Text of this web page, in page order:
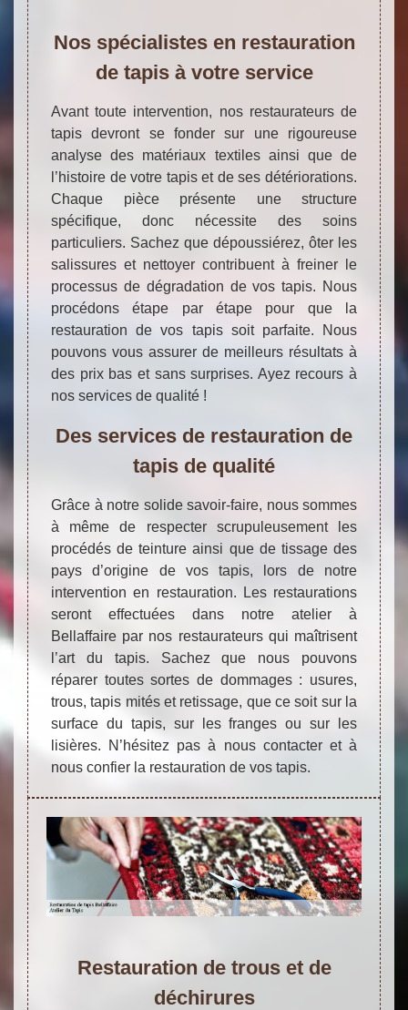
Nos spécialistes en restauration
de tapis à votre service
Avant toute intervention, nos restaurateurs de
tapis devront se fonder sur une rigoureuse
analyse des matériaux textiles ainsi que de
l’histoire de votre tapis et de ses détériorations.
Chaque pièce présente une structure
spécifique, donc nécessite des soins
particuliers. Sachez que dépoussiérez, ôter les
salissures et nettoyer contribuent à freiner le
processus de dégradation de vos tapis. Nous
procédons étape par étape pour que la
restauration de vos tapis soit parfaite. Nous
pouvons vous assurer de meilleurs résultats à
des prix bas et sans surprises. Ayez recours à
nos services de qualité !
Des services de restauration de
tapis de qualité
Grâce à notre solide savoir-faire, nous sommes
à même de respecter scrupuleusement les
procédés de teinture ainsi que de tissage des
pays d’origine de vos tapis, lors de notre
intervention en restauration. Les restaurations
seront effectuées dans notre atelier à
Bellaffaire par nos restaurateurs qui maîtrisent
l’art du tapis. Sachez que nous pouvons
réparer toutes sortes de dommages : usures,
trous, tapis mités et retissage, que ce soit sur la
surface du tapis, sur les franges ou sur les
lisières. N’hésitez pas à nous contacter et à
nous confier la restauration de vos tapis.
Restauration de trous et de
déchirures